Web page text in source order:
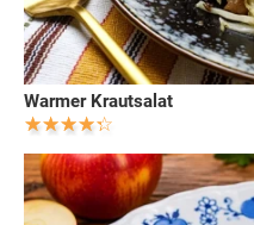
Warmer Krautsalat